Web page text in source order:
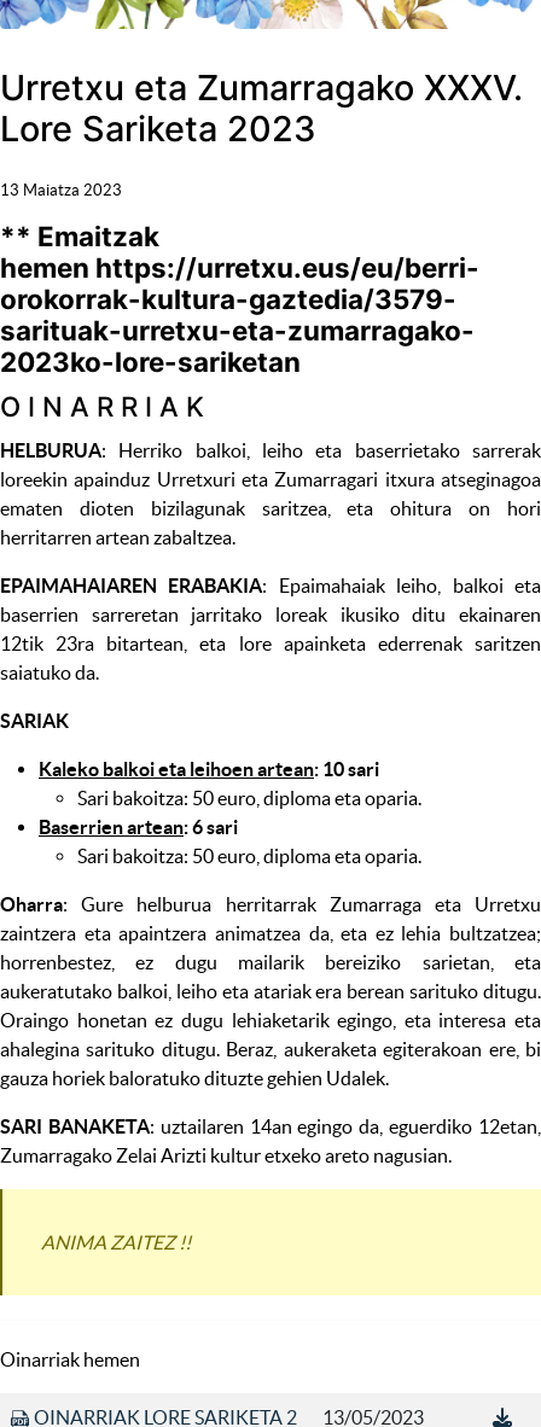
Urretxu eta Zumarragako XXXV.
Lore Sariketa 2023
13 Maiatza 2023
** Emaitzak
hemen https://urretxu.eus/eu/berri-
orokorrak-kultura-gaztedia/3579-
sarituak-urretxu-eta-zumarragako-
2023ko-lore-sariketan
O I N A R R I A K
HELBURUA: Herriko balkoi, leiho eta baserrietako sarrerak
loreekin apainduz Urretxuri eta Zumarragari itxura atseginagoa
ematen dioten bizilagunak saritzea, eta ohitura on hori
herritarren artean zabaltzea.
EPAIMAHAIAREN ERABAKIA: Epaimahaiak leiho, balkoi eta
baserrien sarreretan jarritako loreak ikusiko ditu ekainaren
12tik 23ra bitartean, eta lore apainketa ederrenak saritzen
saiatuko da.
SARIAK
Kaleko balkoi eta leihoen artean: 10 sari
Sari bakoitza: 50 euro, diploma eta oparia.
Baserrien artean: 6 sari
Sari bakoitza: 50 euro, diploma eta oparia.
Oharra: Gure helburua herritarrak Zumarraga eta Urretxu
zaintzera eta apaintzera animatzea da, eta ez lehia bultzatzea;
horrenbestez, ez dugu mailarik bereiziko sarietan, eta
aukeratutako balkoi, leiho eta atariak era berean sarituko ditugu.
Oraingo honetan ez dugu lehiaketarik egingo, eta interesa eta
ahalegina sarituko ditugu. Beraz, aukeraketa egiterakoan ere, bi
gauza horiek baloratuko dituzte gehien Udalek.
SARI BANAKETA: uztailaren 14an egingo da, eguerdiko 12etan,
Zumarragako Zelai Arizti kultur etxeko areto nagusian.
ANIMA ZAITEZ !!
Oinarriak hemen
OINARRIAK LORE SARIKETA 2
13/05/2023